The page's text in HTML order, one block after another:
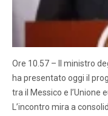
Ore 10.57 – Il ministro
ha presentato oggi il
tra il Messico e l’Unione
L’incontro mira a